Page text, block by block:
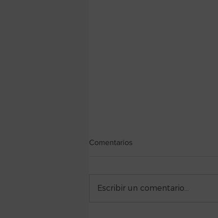
Comentarios
Escribir un comentario...